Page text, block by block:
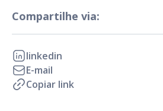
Compartilhe via:
linkedin
E-mail
Copiar link